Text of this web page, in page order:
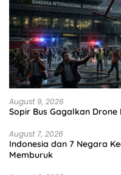
August 9, 2026
Sopir Bus Gagalkan
August 7, 2026
Indonesia dan 7 Negara
Memburuk